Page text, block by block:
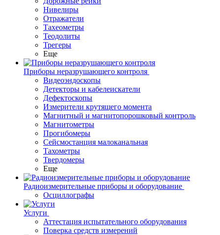
Нивелиры
Отражатели
Тахеометры
Теодолиты
Трегеры
Еще
Приборы неразрушающего контроля
Видеоэндоскопы
Детекторы и кабелеискатели
Дефектоскопы
Измерители крутящего момента
Магнитный и магнитопорошковый контроль
Магнитометры
Прогибомеры
Сейсмостанция малоканальная
Тахометры
Твердомеры
Еще
Радиоизмерительные приборы и оборудование
Осциллографы
Услуги
Аттестация испытательного оборудования
Поверка средств измерений